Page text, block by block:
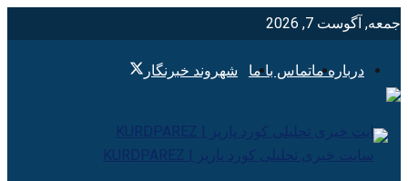
جمعه, آگوست 7, 2026
درباره ماتماس با ما شهروند خبرنگار